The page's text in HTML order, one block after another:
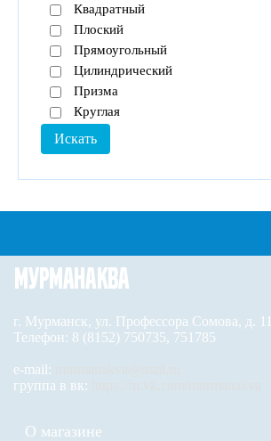
Квадратный
Плоский
Прямоугольный
Цилиндрический
Призма
Круглая
г. Мурманск, ул. Профессора Сомова, д. 11
Телефон: 8 (8152) 750735, 751785
e-mail:
группа в вк:
О магазине